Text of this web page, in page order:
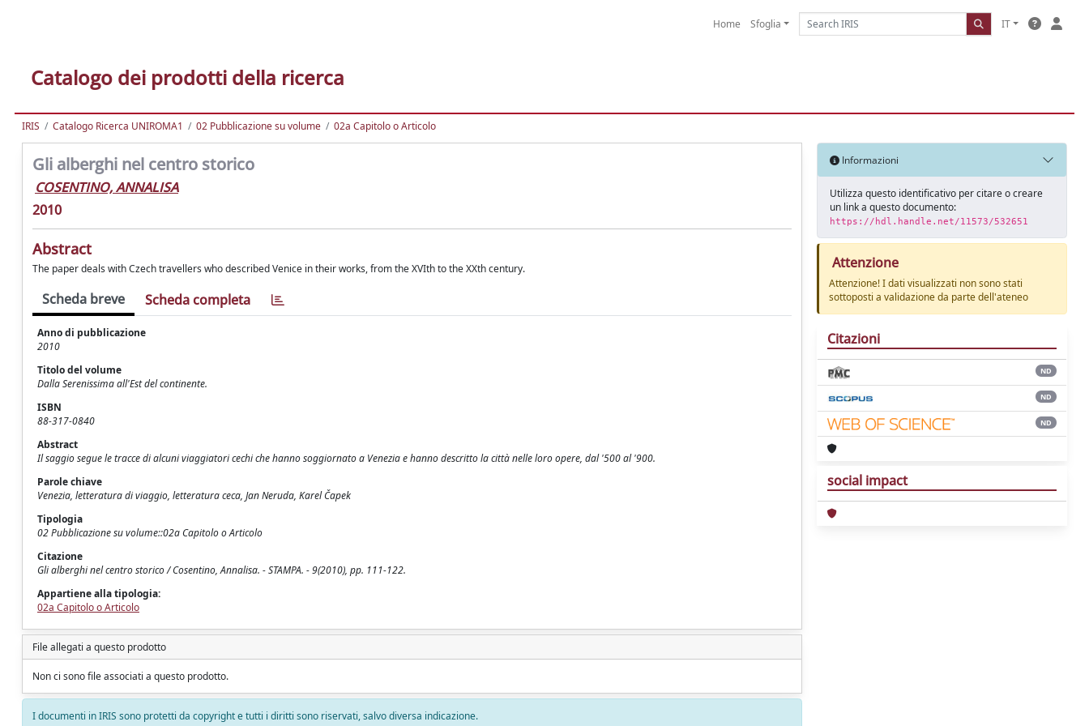
Home Sfoglia IT
Catalogo dei prodotti della ricerca
IRIS Catalogo Ricerca UNIROMA1 02 Pubblicazione su volume 02a Capitolo o Articolo
Gli alberghi nel centro storico
COSENTINO, ANNALISA
2010
Abstract
The paper deals with Czech travellers who described Venice in their works, from the XVIth to the XXth century.
Scheda breve Scheda completa
Anno di pubblicazione
2010
Titolo del volume
Dalla Serenissima all'Est del continente.
ISBN
88-317-0840
Abstract
Il saggio segue le tracce di alcuni viaggiatori cechi che hanno soggiornato a Venezia e hanno descritto la città nelle loro opere, dal '500 al '900.
Parole chiave
Venezia, letteratura di viaggio, letteratura ceca, Jan Neruda, Karel Čapek
Tipologia
02 Pubblicazione su volume::02a Capitolo o Articolo
Citazione
Gli alberghi nel centro storico / Cosentino, Annalisa. - STAMPA. - 9(2010), pp. 111-122.
Appartiene alla tipologia:
02a Capitolo o Articolo
File allegati a questo prodotto
Non ci sono file associati a questo prodotto.
I documenti in IRIS sono protetti da copyright e tutti i diritti sono riservati, salvo diversa indicazione.
Informazioni
Utilizza questo identificativo per citare o creare
un link a questo documento:
https://hdl.handle.net/11573/532651
Attenzione
Attenzione! I dati visualizzati non sono stati
sottoposti a validazione da parte dell'ateneo
Citazioni
ND
ND
ND
social impact